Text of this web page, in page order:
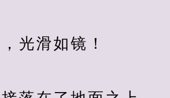
滑如镜！